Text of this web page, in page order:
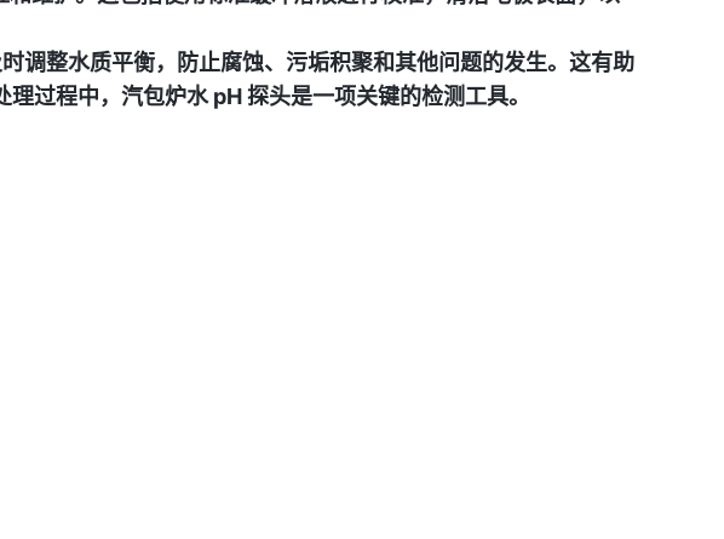
调整水质平衡，防止腐蚀、污垢积聚和其他问题的发生。这有助
过程中，汽包炉水 pH 探头是一项关键的检测工具。